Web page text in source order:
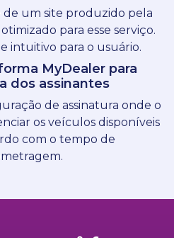
de um site produzido pela
para esse serviço.
intuitivo para o usuário.
MyDealer para
dos assinantes
de assinatura onde o
os veículos disponíveis
com o tempo de